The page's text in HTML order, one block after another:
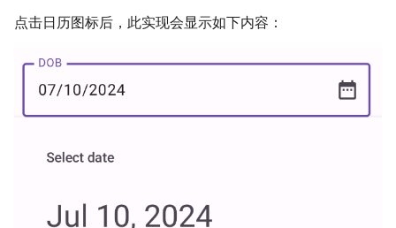
点击日历图标后，此实现会显示如下内容：